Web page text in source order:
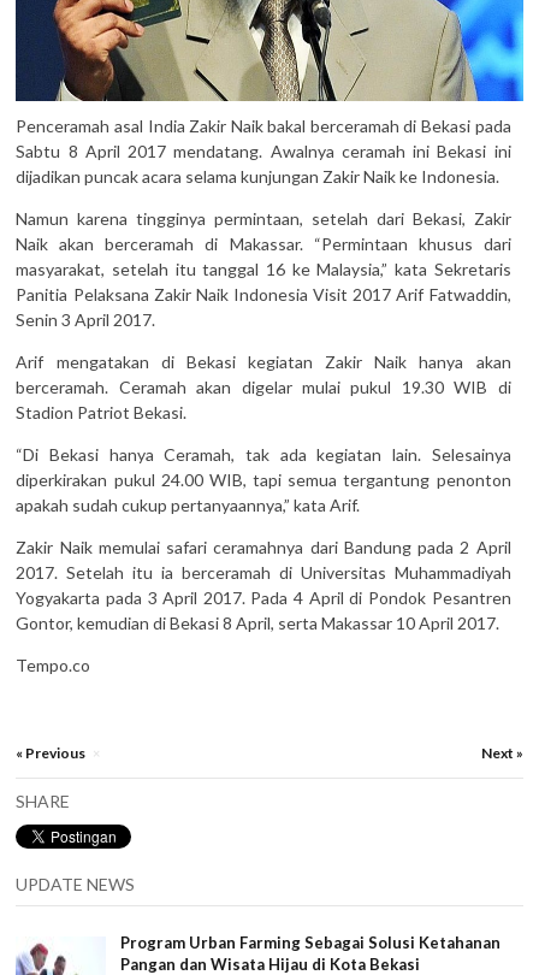
Penceramah asal India Zakir Naik bakal berceramah di Bekasi pada
Sabtu 8 April 2017 mendatang. Awalnya ceramah ini Bekasi ini
dijadikan puncak acara selama kunjungan Zakir Naik ke Indonesia.
Namun karena tingginya permintaan, setelah dari Bekasi, Zakir
Naik akan berceramah di Makassar. “Permintaan khusus dari
masyarakat, setelah itu tanggal 16 ke Malaysia,” kata Sekretaris
Panitia Pelaksana Zakir Naik Indonesia Visit 2017 Arif Fatwaddin,
Senin 3 April 2017.
Arif mengatakan di Bekasi kegiatan Zakir Naik hanya akan
berceramah. Ceramah akan digelar mulai pukul 19.30 WIB di
Stadion Patriot Bekasi.
“Di Bekasi hanya Ceramah, tak ada kegiatan lain. Selesainya
diperkirakan pukul 24.00 WIB, tapi semua tergantung penonton
apakah sudah cukup pertanyaannya,” kata Arif.
Zakir Naik memulai safari ceramahnya dari Bandung pada 2 April
2017. Setelah itu ia berceramah di Universitas Muhammadiyah
Yogyakarta pada 3 April 2017. Pada 4 April di Pondok Pesantren
Gontor, kemudian di Bekasi 8 April, serta Makassar 10 April 2017.
Tempo.co
« Previous × Next »
SHARE
UPDATE NEWS
Program Urban Farming Sebagai Solusi Ketahanan
Pangan dan Wisata Hijau di Kota Bekasi